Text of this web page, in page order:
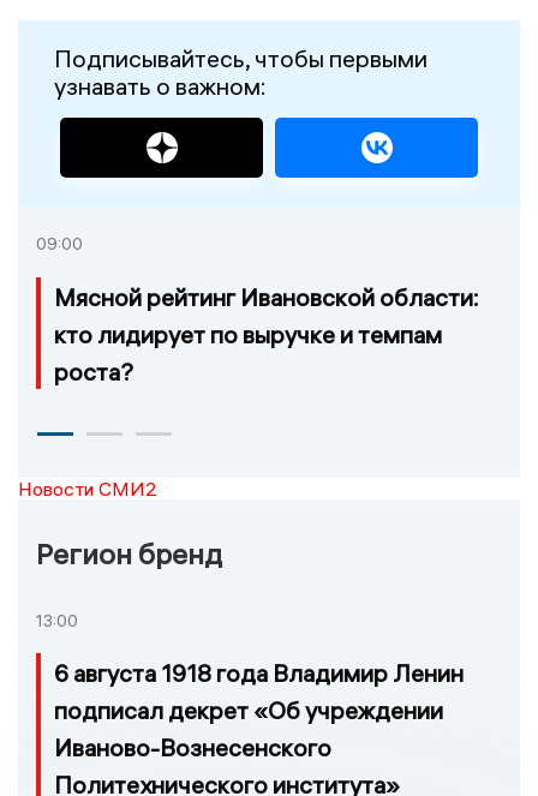
Подписывайтесь, чтобы первыми
узнавать о важном:
09:00
Мясной рейтинг Ивановской области:
кто лидирует по выручке и темпам
роста?
Новости СМИ2
Регион бренд
13:00
6 августа 1918 года Владимир Ленин
подписал декрет «Об учреждении
Иваново-Вознесенского
Политехнического института»